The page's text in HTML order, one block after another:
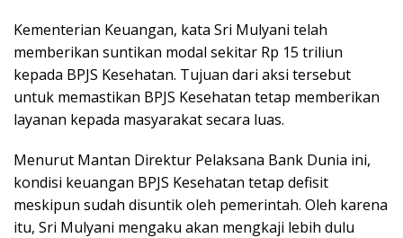
Kementerian Keuangan, kata Sri Mulyani telah
memberikan suntikan modal sekitar Rp 15 triliun
kepada BPJS Kesehatan. Tujuan dari aksi tersebut
untuk memastikan BPJS Kesehatan tetap memberikan
layanan kepada masyarakat secara luas.
Menurut Mantan Direktur Pelaksana Bank Dunia ini,
kondisi keuangan BPJS Kesehatan tetap defisit
meskipun sudah disuntik oleh pemerintah. Oleh karena
itu, Sri Mulyani mengaku akan mengkaji lebih dulu